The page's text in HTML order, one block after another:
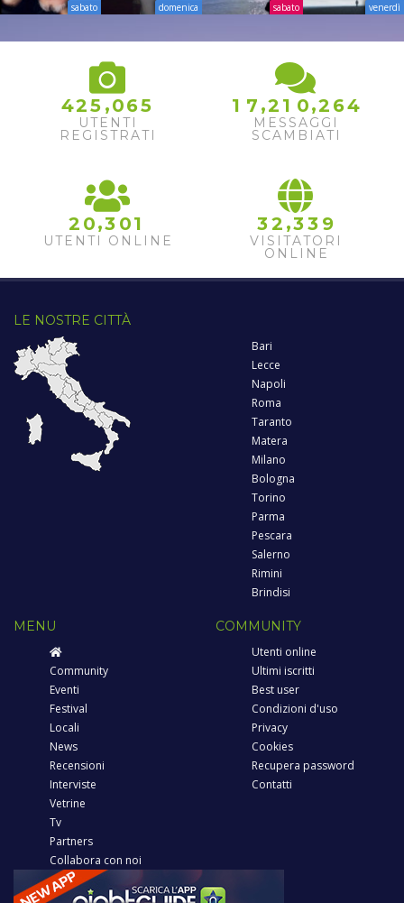
sabato domenica sabato venerdì
425 ,065
UTENTI
REGISTRATI
1 7 ,2 1 0,2 64
MESSAGGI
SCAMBIATI
2 0,3 01
UTENTI ONLINE
32 ,33 9
VISITATORI
ONLINE
LE NOSTRE CITTÀ
Bari
Lecce
Napoli
Roma
Taranto
Matera
Milano
Bologna
Torino
Parma
Pescara
Salerno
Rimini
Brindisi
MENU
Community
Eventi
Festival
Locali
News
Recensioni
Interviste
Vetrine
Tv
Partners
Collabora con noi
COMMUNITY
Utenti online
Ultimi iscritti
Best user
Condizioni d'uso
Privacy
Cookies
Recupera password
Contatti